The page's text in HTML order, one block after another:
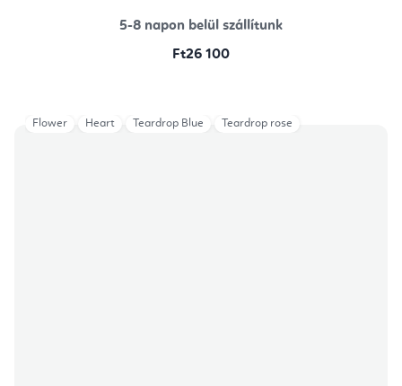
csillag.
5-8 napon belül szállítunk
Ft26 100
Flower Heart Teardrop Blue Teardrop rose